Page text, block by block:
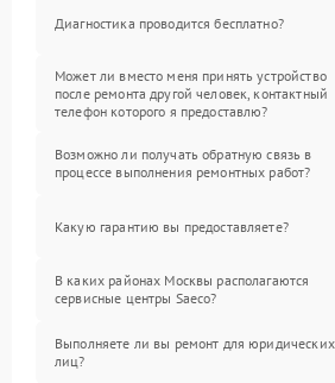
Диагностика проводится бесплатно?
Может ли вместо меня принять устройство
после ремонта другой человек, контактный
телефон которого я предоставлю?
Возможно ли получать обратную связь в
процессе выполнения ремонтных работ?
Какую гарантию вы предоставляете?
В каких районах Москвы располагаются
сервисные центры Saeco?
Выполняете ли вы ремонт для юридических
лиц?